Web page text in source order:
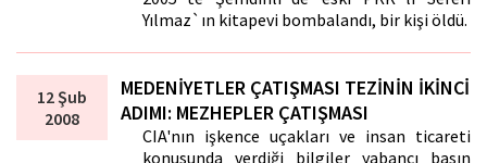
Yılmaz`ın kitapevi bombalandı, bir kişi öldü.
12 Şub
2008
MEDENİYETLER ÇATIŞMASI TEZİNİN İKİNCİ
ADIMI: MEZHEPLER ÇATIŞMASI
CIA'nın işkence uçakları ve insan ticareti
konusunda verdiği bilgiler yabancı basın